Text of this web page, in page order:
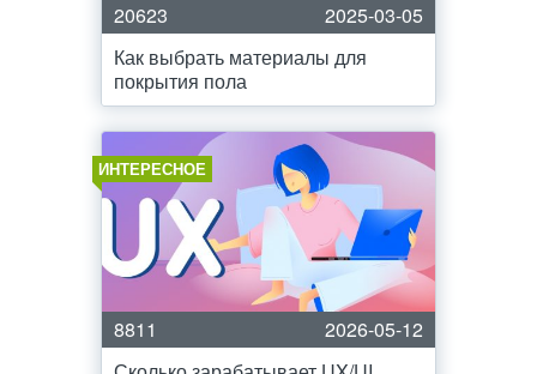
20623
2025-03-05
Как выбрать материалы для
покрытия пола
ИНТЕРЕСНОЕ
8811
2026-05-12